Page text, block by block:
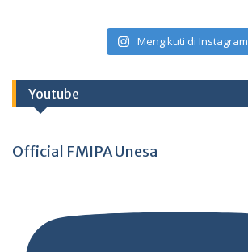
Mengikuti di Instagram
Youtube
Official FMIPA Unesa